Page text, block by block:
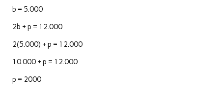
b = 5.000
2b + p = 12.000
2(5.000) + p = 12.000
10.000 + p = 12.000
p = 2000